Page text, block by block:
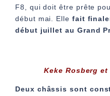
F8, qui doit être prête
début mai. Elle fait
début juillet au Grand
Keke Rosberg
Deux châssis sont